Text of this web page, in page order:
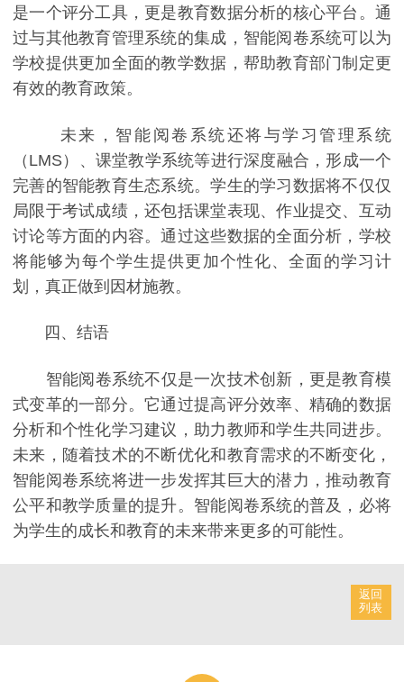
是一个评分工具，更是教育数据分析的核心平台。通
过与其他教育管理系统的集成，智能阅卷系统可以为
学校提供更加全面的教学数据，帮助教育部门制定更
有效的教育政策。
未来，智能阅卷系统还将与学习管理系统
（LMS）、课堂教学系统等进行深度融合，形成一个
完善的智能教育生态系统。学生的学习数据将不仅仅
局限于考试成绩，还包括课堂表现、作业提交、互动
讨论等方面的内容。通过这些数据的全面分析，学校
将能够为每个学生提供更加个性化、全面的学习计
划，真正做到因材施教。
四、结语
智能阅卷系统不仅是一次技术创新，更是教育模
式变革的一部分。它通过提高评分效率、精确的数据
分析和个性化学习建议，助力教师和学生共同进步。
未来，随着技术的不断优化和教育需求的不断变化，
智能阅卷系统将进一步发挥其巨大的潜力，推动教育
公平和教学质量的提升。智能阅卷系统的普及，必将
为学生的成长和教育的未来带来更多的可能性。
返回
列表